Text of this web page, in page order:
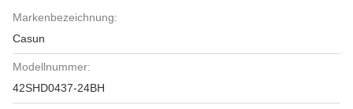
Markenbezeichnung:
Casun
Modellnummer:
42SHD0437-24BH